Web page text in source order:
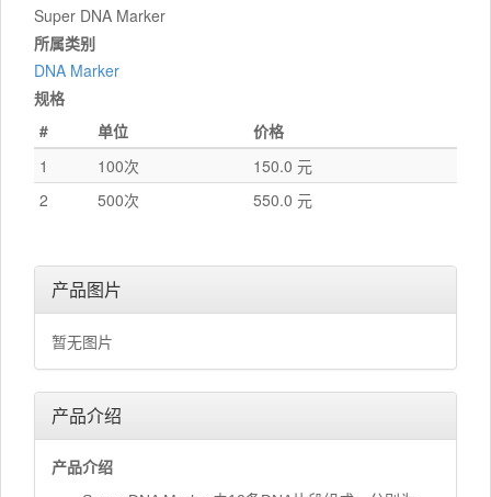
Super DNA Marker
所属类别
DNA Marker
规格
#
单位
价格
1
100次
150.0 元
2
500次 550.0 元
产品图片
暂无图片
产品介绍
产品介绍